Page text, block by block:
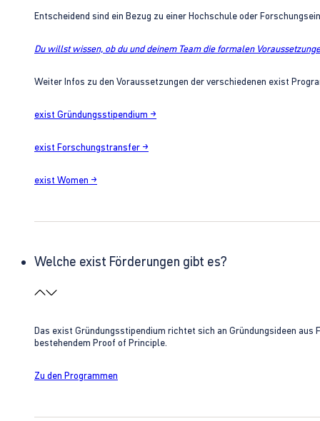
Entscheidend sind ein Bezug zu einer Hochschule oder
Du willst wissen, ob du und deinem Team die formalen
Weiter Infos zu den Voraussetzungen der verschiedenen exist
exist Gründungsstipendium →
exist Forschungstransfer →
exist Women →
Welche exist Förderungen gibt es?
Das exist Gründungsstipendium richtet sich an Gründungsideen
bestehendem Proof of Principle.
Zu den Programmen